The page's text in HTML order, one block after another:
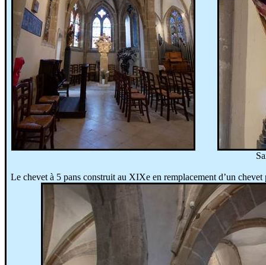
Le chevet à 5 pans construit au XIXe en remplacement d’un chevet